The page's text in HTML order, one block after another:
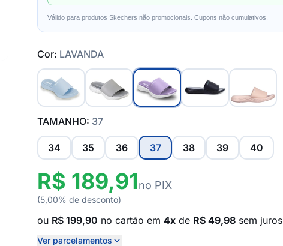
Válido para produtos Skechers não promocionais. Cupons não cumulativos.
Cor: LAVANDA
TAMANHO: 37
34 35 36 37 38 39 40
R$ 189,91no PIX
(5,00% de desconto)
ou R$ 199,90 no cartão em 4x de R$ 49,98 sem juros
Ver parcelamentos